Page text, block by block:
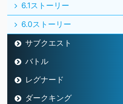
6.1ストーリー
6.0ストーリー
サブクエスト
バトル
レグナード
ダークキング